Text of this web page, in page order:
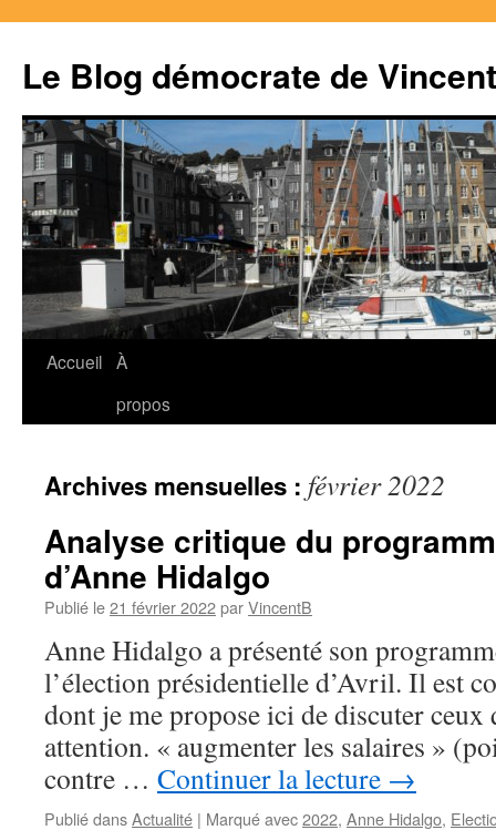
Le Blog démocrate de
Aller
Accueil À
propos
Archives mensuelles : février 2022
Analyse critique du
d’Anne Hidalgo
Publié le21 février 2022parVincentB
Anne Hidalgo a présenté son
l’élection présidentielle d’Avril. Il est
dont je me propose ici de discuter
attention. « augmenter les salaires »
contre … Continuer la lecture →
Publié dansActualité | Marqué avec2022, Anne Hidalgo,